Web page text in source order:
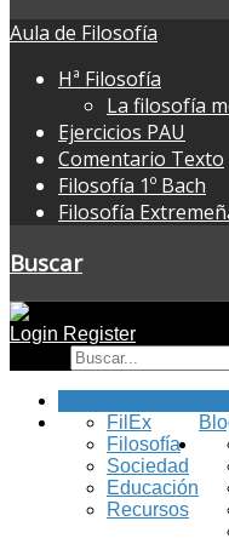
Aula de Filosofía
Hª Filosofía
La filosofía
Ejercicios PAU
Comentario Texto
Filosofía 1º Bach
Filosofía
Buscar
Login Register
FilEx
Filosofía
Sociedad
Educación
Recursos